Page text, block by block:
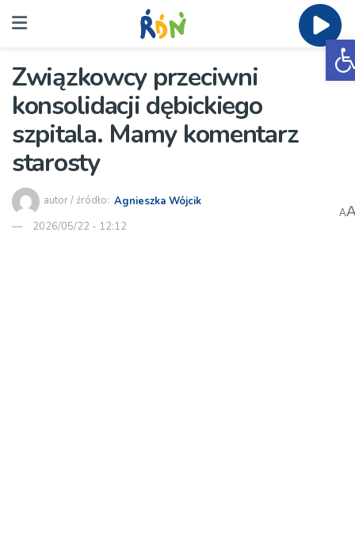
Związkowcy przeciwni
konsolidacji dębickiego
szpitala. Mamy komentarz
starosty
autor / źródło: Agnieszka Wójcik
2026/05/22 - 12:12
A